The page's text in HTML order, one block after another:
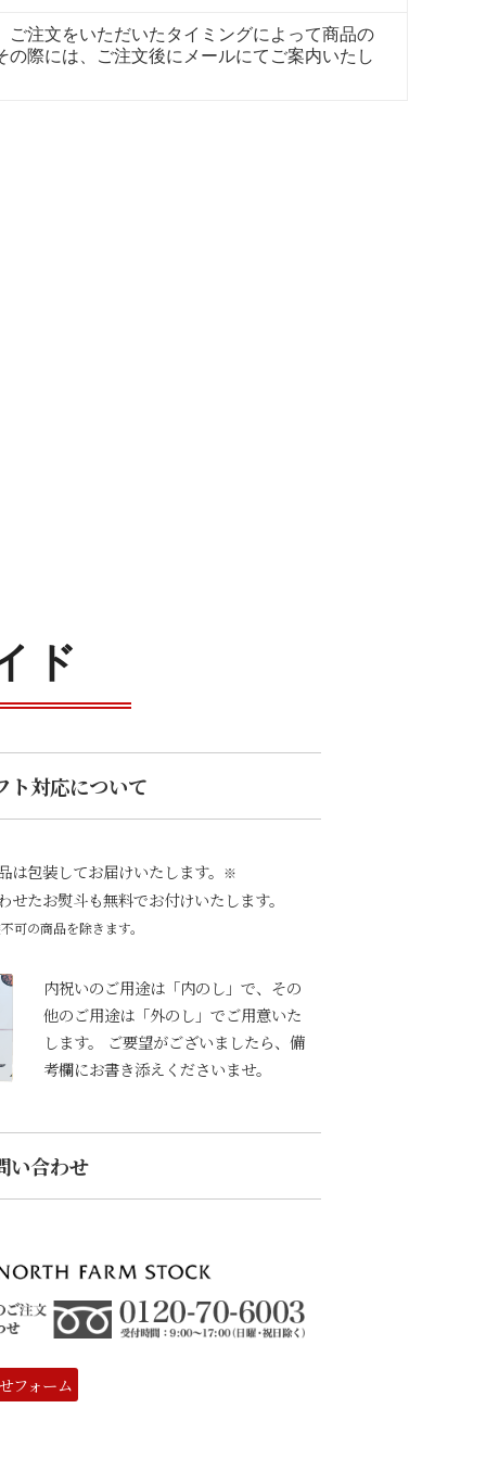
注文をいただいたタイミングによって商品の
際には、ご注文後にメールにてご案内いたし
ド
ト対応について
は包装してお届けいたします。 ※
せたお熨斗も無料でお付けいたします。
可の商品を除きます。
内祝いのご用途は「内のし」で、その
他のご用途は「外のし」でご用意いた
します。 ご要望がございましたら、備
考欄にお書き添えくださいませ。
い合わせ
フォーム